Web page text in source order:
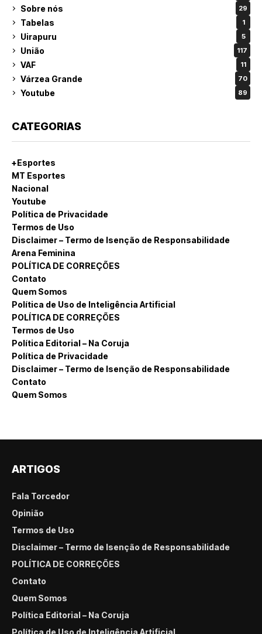
Sobre nós 29
Tabelas 1
Uirapuru 5
União 117
VAF 11
Várzea Grande 70
Youtube 89
CATEGORIAS
+Esportes
MT Esportes
Nacional
Youtube
Política de Privacidade
Termos de Uso
Disclaimer – Termo de Isenção de Responsabilidade
Arena Feminina
POLÍTICA DE CORREÇÕES
Contato
Quem Somos
Política de Uso de Inteligência Artificial
POLÍTICA DE CORREÇÕES
Termos de Uso
Política Editorial – Na Coruja
Política de Privacidade
Disclaimer – Termo de Isenção de Responsabilidade
Contato
Quem Somos
ARTIGOS
Fala Torcedor
Opinião
Termos de Uso
Disclaimer – Termo de Isenção de Responsabilidade
POLÍTICA DE CORREÇÕES
Contato
Quem Somos
Política Editorial – Na Coruja